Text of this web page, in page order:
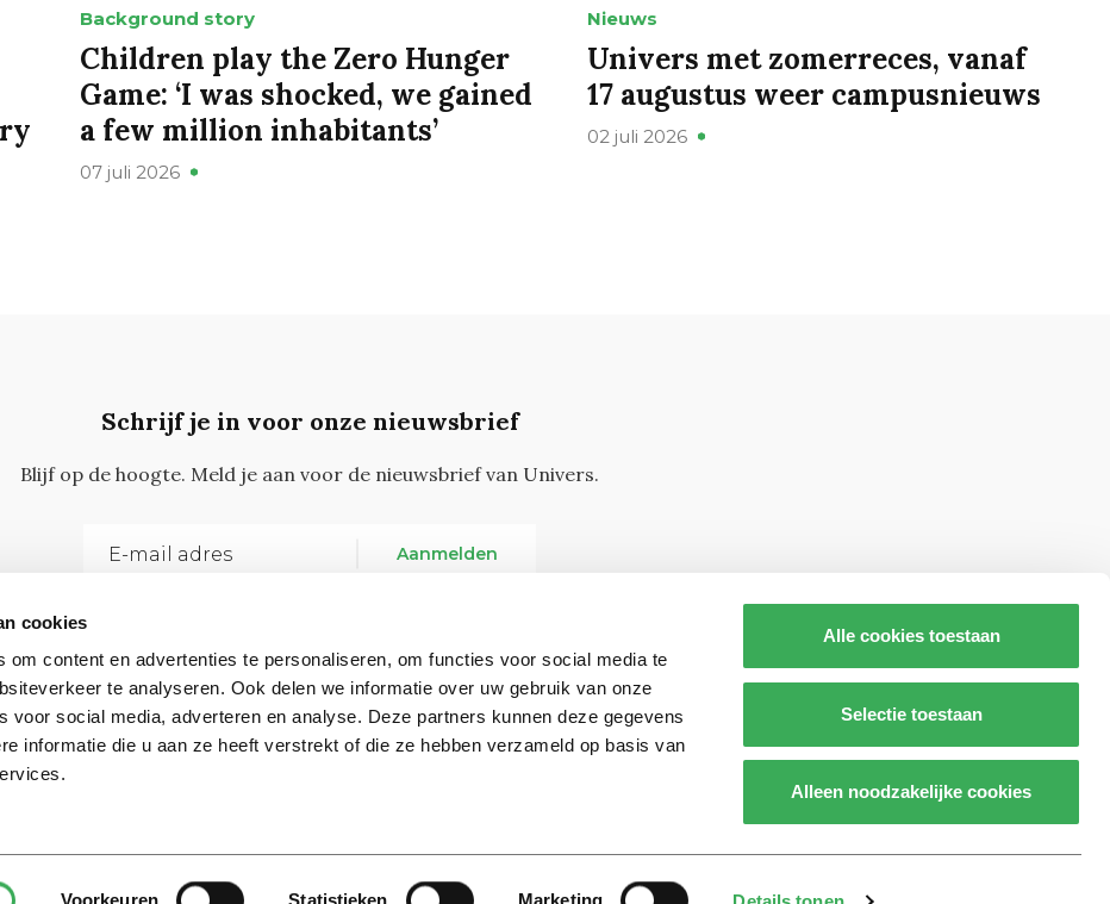
cookies
om content en advertenties te personaliseren, om functies voor social media te
te analyseren. Ook delen we informatie over uw gebruik van onze
voor social media, adverteren en analyse. Deze partners kunnen deze gegevens
informatie die u aan ze heeft verstrekt of die ze hebben verzameld op basis van
Voorkeuren Statistieken Marketing
Alle cookies toestaan
Selectie toestaan
Alleen noodzakelijke cookies
Background story
Children play the Zero Hunger
Game: ‘I was shocked, we gained
a few million inhabitants’
07 juli 2026
Nieuws
Univers met zomerreces, vanaf
17 augustus weer campusnieuws
02 juli 2026
Schrijf je in voor onze nieuwsbrief
Blijf op de hoogte. Meld je aan voor de nieuwsbrief van Univers.
Aanmelden
Neem contact met ons op
bij Contact Realisatie door: